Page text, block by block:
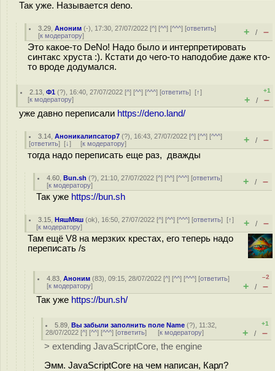
Так уже. Называется deno.
3.29 ,Аноним (-), 17:30, 27/07/2022 [^] [^^] [^^^] [ответить]
[к модератору] + / –
Это какое-то DeNo! Надо было и интерпретировать
синтакс хруста :). Кстати до чего-то наподобие даже кто-
то вроде додумался.
2.13 ,Ф1 (?), 16:40, 27/07/2022 [^] [^^] [^^^] [ответить][↑]
[к модератору]
+1
+ / –
уже давно переписали https://deno.land/
3.14 ,Аноникалипсатор7 (?), 16:43, 27/07/2022 [^] [^^] [^^^]
[ответить] [↓] [к модератору] + / –
тогда надо переписать еще раз, дважды
4.60 ,Bun.sh (?), 21:10, 27/07/2022 [^] [^^] [^^^] [ответить]
[к модератору] + / –
Так уже https://bun.sh
3.15 ,НяшМяш (ok), 16:50, 27/07/2022 [^] [^^] [^^^] [ответить][↑]
[к модератору] + / –
Там ещё V8 на мерзких крестах, его теперь надо
переписать /s
4.83 ,Аноним (83), 09:15, 28/07/2022 [^] [^^] [^^^] [ответить]
[к модератору]
–2
+ / –
Так уже https://bun.sh/
5.89 ,Вы забыли заполнить поле Name (?), 11:32,
28/07/2022 [^] [^^] [^^^] [ответить] [к модератору]
+1
+ / –
> extending JavaScriptCore, the engine
Эмм. JavaScriptCore на чем написан, Карл?